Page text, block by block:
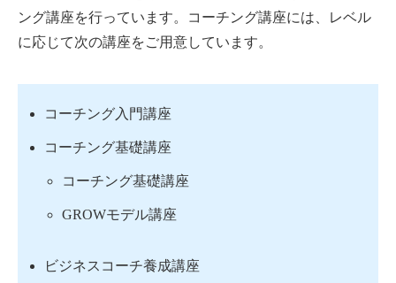
ング講座を行っています。コーチング講座には、レベル
に応じて次の講座をご用意しています。
コーチング入門講座
コーチング基礎講座
コーチング基礎講座
GROWモデル講座
ビジネスコーチ養成講座